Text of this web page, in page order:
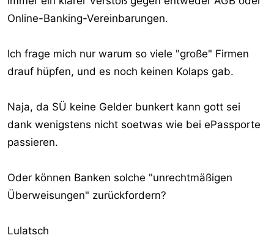
Da Online Zugangsdaten an Dritte weitergeben verboten
ist.
Damit sollte man sich mal Beschäftigen wenn man sowas
einbauen will.
Kontokündigung wegen Sofortueberweisung.de - Forum -
CHIP Online
Gruss
Online-Banking-Vereinbarungen.
Ich frage mich nur warum so viele "große" Firmen
drauf hüpfen, und es noch keinen Kolaps gab.
Naja, da SÜ keine Gelder bunkert kann gott sei
dank wenigstens nicht soetwas wie bei ePassporte
passieren.
Oder können Banken solche "unrechtmäßigen
Überweisungen" zurückfordern?
Lulatsch